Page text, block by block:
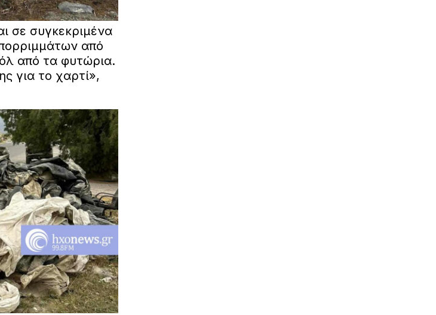
σε συγκεκριμένα
από
από τα φυτώρια.
για το χαρτί»,